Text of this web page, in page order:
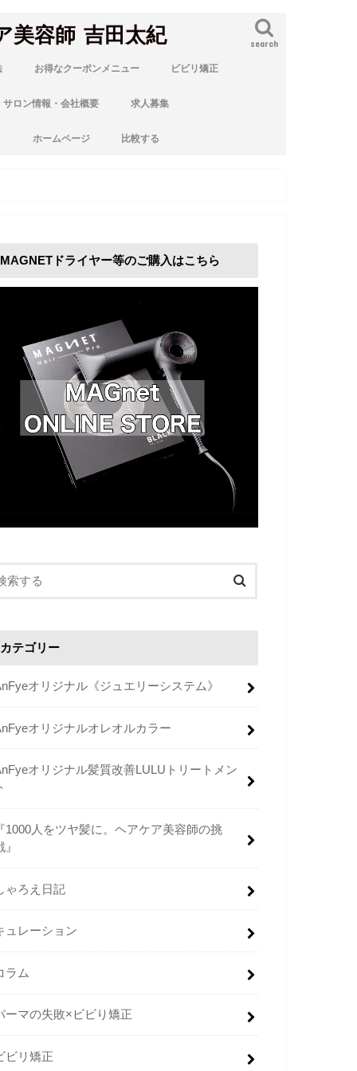
美容師 吉田太紀 search
お得なクーポンメニュー ビビリ矯正
サロン情報・会社概要 求人募集
ホームページ 比較する
MAGNETドライヤー等のご購入はこちら
カテゴリー
オリジナル《ジュエリーシステム》
オリジナルオレオルカラー
オリジナル髪質改善LULUトリートメン
1000人をツヤ髪に。ヘアケア美容師の挑
』
ゃろえ日記
ュレーション
ラム
ーマの失敗×ビビり矯正
ビリ矯正